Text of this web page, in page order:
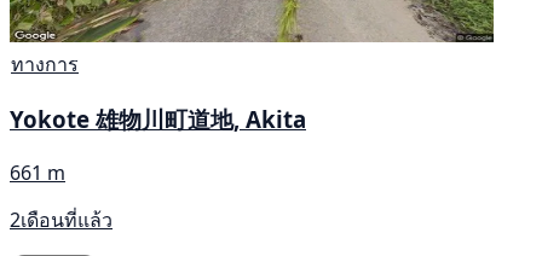
ทางการ
Yokote 雄物川町道地, Akita
661 m
2เดือนที่แล้ว